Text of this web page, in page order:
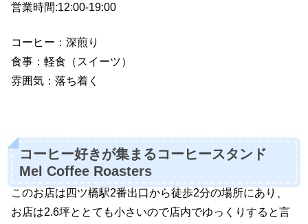
営業時間:12:00-19:00
コーヒー：深煎り
食事：軽食（スイーツ）
雰囲気：落ち着く
コーヒー好きが集まるコーヒースタンド
Mel Coffee Roasters
このお店は四ツ橋駅2番出口から徒歩2分の場所にあり、
お店は2.6坪ととても小さいので店内でゆっくりすると言